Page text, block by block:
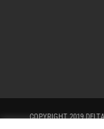
COPYRIGHT 2019